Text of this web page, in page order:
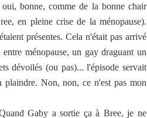
bonne, comme de la bonne chair
en pleine crise de la ménopause).
présentes. Cela n'était pas arrivé
ménopause, un gay draguant un
dévoilés (ou pas)... l'épisode servait
Non, non, ce n'est pas mon
Gaby a sortie ça à Bree, je ne